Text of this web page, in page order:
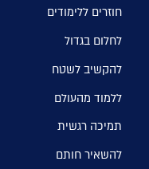
חוזרים ללימודים
לחלום בגדול
להקשיב לשטח
ללמוד מהעולם
תמיכה רגשית
להשאיר חותם